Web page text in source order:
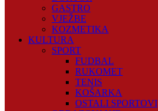
GASTRO
VJEŽBE
KOZMETIKA
KULTURA
SPORT
FUDBAL
RUKOMET
TENIS
KOŠARKA
OSTALI SPORTOVI